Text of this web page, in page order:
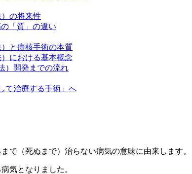
の将来性
「質」の違い
と痔核手術の本質
における基本概念
）開発までの流れ
て治療する手術」へ
で（死ぬまで）治らない病気の意味に由来します。
気となりました。